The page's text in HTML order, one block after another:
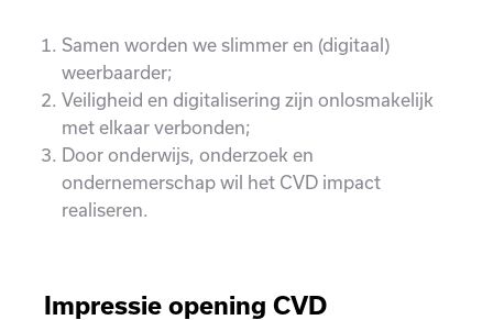
Samen worden we slimmer en (digitaal)
weerbaarder;
Veiligheid en digitalisering zijn onlosmakelijk
met elkaar verbonden;
Door onderwijs, onderzoek en
ondernemerschap wil het CVD impact
realiseren.
Impressie opening CVD